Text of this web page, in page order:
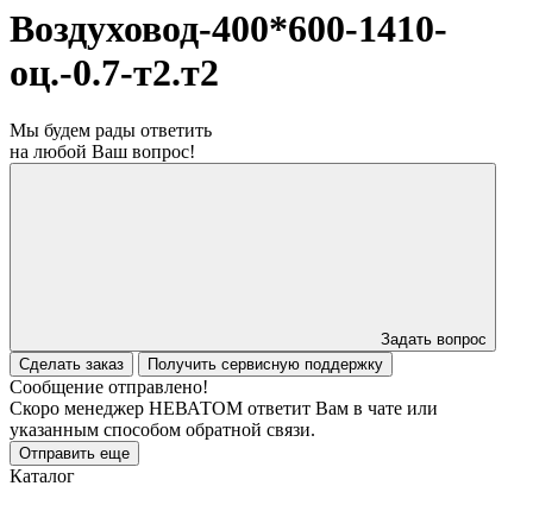
Воздуховод-400*600-1410-
оц.-0.7-т2.т2
Мы будем рады ответить
на любой Ваш вопрос!
Задать вопрос
Сделать заказ
Получить сервисную поддержку
Сообщение отправлено!
Скоро менеджер НЕВАТОМ ответит Вам в чате или
указанным способом обратной связи.
Отправить еще
Каталог